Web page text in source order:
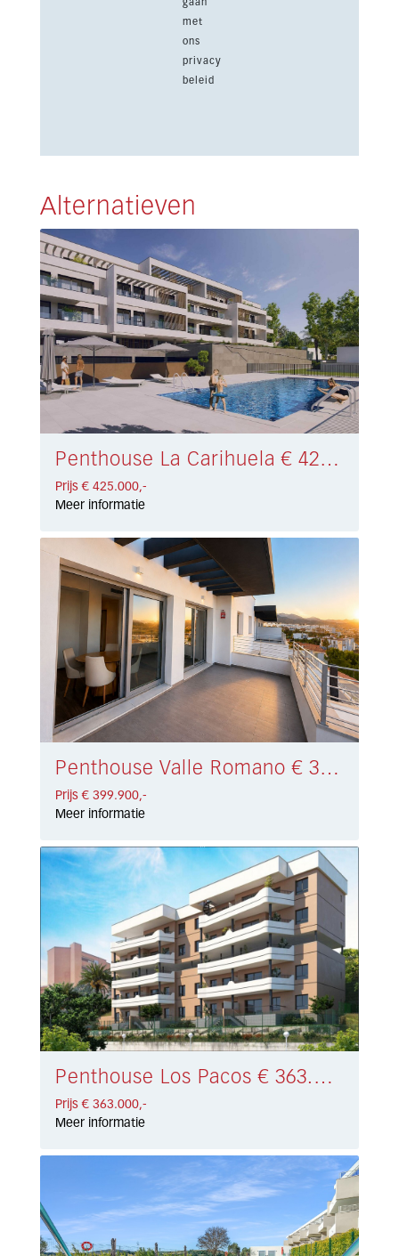
met
ons
privacy
beleid
Alternatieven
Penthouse La Carihuela € 425.000,-
Prijs € 425.000,-
Meer informatie
Penthouse Valle Romano € 399.900,-
Prijs € 399.900,-
Meer informatie
Penthouse Los Pacos € 363.000,-
Prijs € 363.000,-
Meer informatie